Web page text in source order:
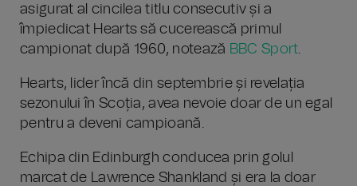
asigurat al cincilea titlu consecutiv și a
împiedicat Hearts să cucerească primul
campionat după 1960, notează BBC Sport.
Hearts, lider încă din septembrie și revelația
sezonului în Scoția, avea nevoie doar de un egal
pentru a deveni campioană.
Echipa din Edinburgh conducea prin golul
marcat de Lawrence Shankland și era la doar